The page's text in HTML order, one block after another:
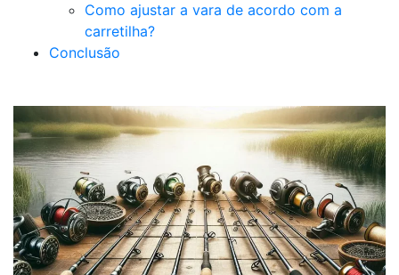
Como ajustar a vara de acordo com a
carretilha?
Conclusão